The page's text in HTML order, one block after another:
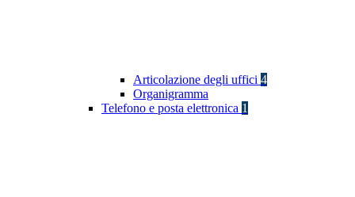
Articolazione degli uffici 4
Organigramma
Telefono e posta elettronica 1